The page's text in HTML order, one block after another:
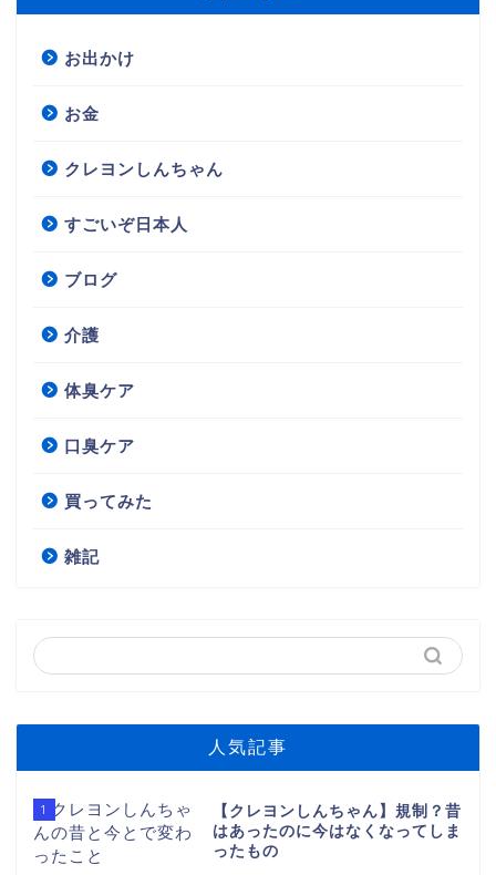
お出かけ
お金
クレヨンしんちゃん
すごいぞ日本人
ブログ
介護
体臭ケア
口臭ケア
買ってみた
雑記
人気記事
1
【クレヨンしんちゃん】規制？昔
はあったのに今はなくなってしま
ったもの